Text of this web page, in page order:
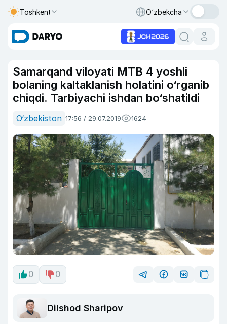
Toshkent O‘zbekcha
Samarqand viloyati MTB 4 yoshli
bolaning kaltaklanish holatini o‘rganib
chiqdi. Tarbiyachi ishdan bo‘shatildi
O‘zbekiston 17:56 / 29.07.2019 1624
0 0
Dilshod Sharipov